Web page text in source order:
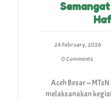
24 February, 2026
0 Comments
Aceh Besar —
melaksanakan